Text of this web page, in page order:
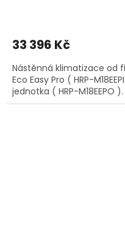
33 396 Kč
Nástěnná klimatizace od
Eco Easy Pro ( HRP-
jednotka ( HRP-M18EEPO ).